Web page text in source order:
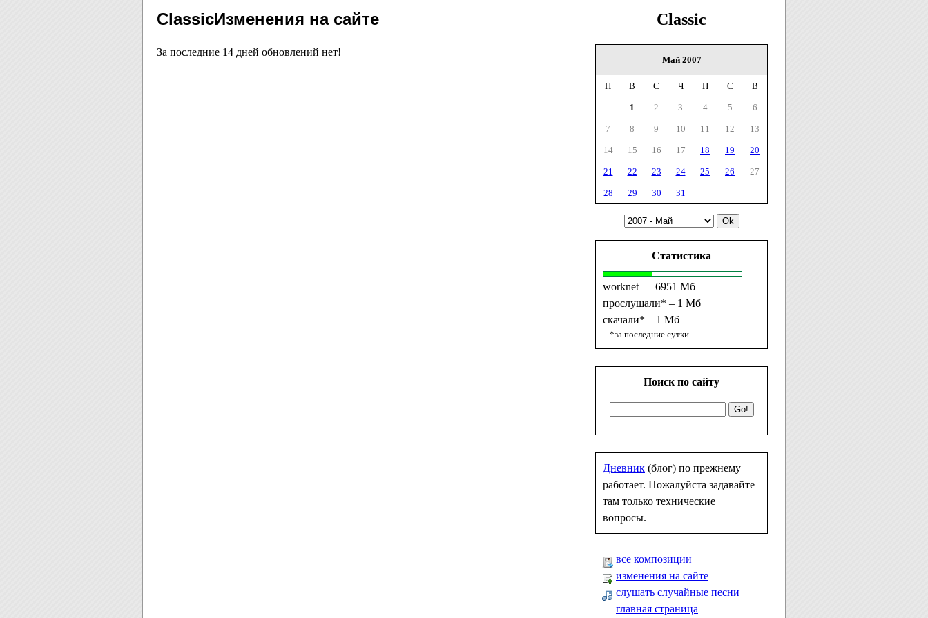
Classic
Май 2007
П В С Ч П С В
1 2 3 4 5 6
7 8 9 10 11 12 13
14 15 16 17 18 19 20
21 22 23 24 25 26 27
28 29 30 31
Статистика
worknet — 6951 Мб
прослушали* – 1 Мб
скачали* – 1 Мб
*за последние сутки
Поиск по сайту
Дневник (блог) по прежнему
работает. Пожалуйста задавайте
там только технические
вопросы.
все композиции
изменения на сайте
слушать случайные песни
главная страница
ClassicИзменения на сайте
За последние 14 дней обновлений нет!